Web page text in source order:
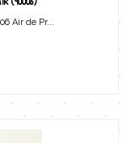
Air de Pr...